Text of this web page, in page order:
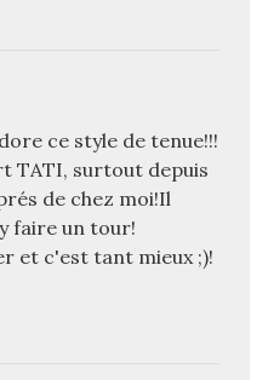
ce style de tenue!!!
TATI, surtout depuis
de chez moi!Il
faire un tour!
et c'est tant mieux ;)!